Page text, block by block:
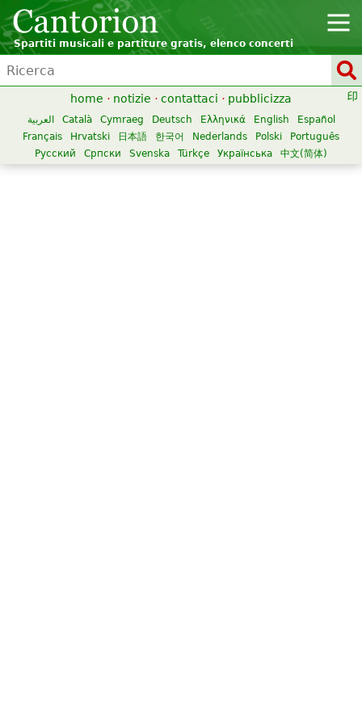
Spartiti musicali e partiture gratis, elenco concerti
home · notizie · contattaci · pubblicizza
العربية Català Cymraeg Deutsch Ελληνικά English
Español
Français
Hrvatski 日本語 한국어 Nederlands Polski
Português
Русский
Српски Svenska Türkçe Українська 中文(简体)